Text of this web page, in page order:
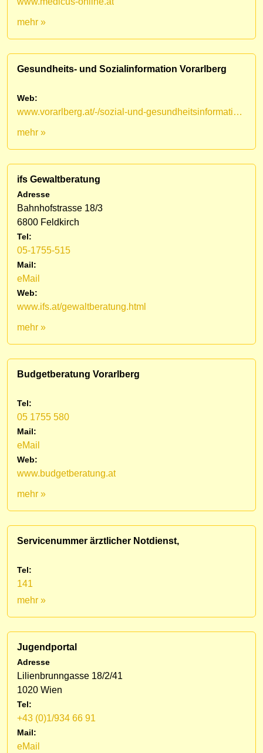
mehr »
Gesundheits- und Sozialinformation Vorarlberg
Web:
www.vorarlberg.at/-/sozial-und-gesundheitsinformation-vorarlberg
mehr »
ifs Gewaltberatung
Adresse
Bahnhofstrasse 18/3
6800 Feldkirch
Tel:
05-1755-515
Mail:
eMail
Web:
www.ifs.at/gewaltberatung.html
mehr »
Budgetberatung Vorarlberg
Tel:
05 1755 580
Mail:
eMail
Web:
www.budgetberatung.at
mehr »
Servicenummer ärztlicher Notdienst,
Tel:
141
mehr »
Jugendportal
Adresse
Lilienbrunngasse 18/2/41
1020 Wien
Tel:
+43 (0)1/934 66 91
Mail:
eMail